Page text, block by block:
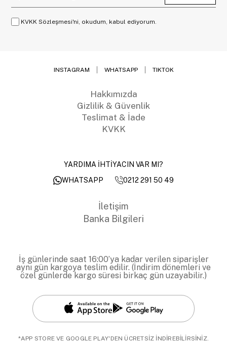
KVKK Sözleşmesi'ni, okudum, kabul ediyorum.
INSTAGRAM WHATSAPP TIKTOK
Hakkımızda
Gizlilik & Güvenlik
Teslimat & İade
KVKK
YARDIMA İHTİYACIN VAR MI?
WHATSAPP
0212 291 50 49
İletişim
Banka Bilgileri
İş günlerinde saat 16:00’ya kadar verilen siparişler
aynı gün kargoya teslim edilir. (İndirim dönemleri ve
özel günlerde kargo süresi birkaç gün uzayabilir.)
*APP STORE VE GOOGLE PLAY'DEN ÜCRETSİZ İNDİREBİLİRSİNİZ.